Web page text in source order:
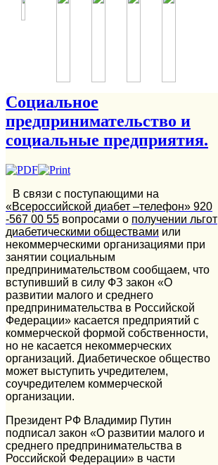
Социальное
предпринимательство и
социальные предприятия.
В связи с поступающими на
«Всероссийской диабет –телефон» 920
-567 00 55 вопросами о получении льгот
диабетическими обществами или
некоммерческими организациями при
занятии социальным
предпринимательством сообщаем, что
вступивший в силу ФЗ закон «О
развитии малого и среднего
предпринимательства в Российской
Федерации» касается предприятий с
коммерческой формой собственности,
но не касается некоммерческих
организаций. Диабетическое общество
может выступить учредителем,
соучредителем коммерческой
организации.
Президент РФ Владимир Путин
подписал закон «О развитии малого и
среднего предпринимательства в
Российской Федерации» в части